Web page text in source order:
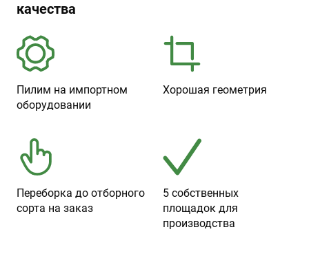
качества
Пилим на импортном
оборудовании
Хорошая геометрия
Переборка до отборного
сорта на заказ
5 собственных
площадок для
производства